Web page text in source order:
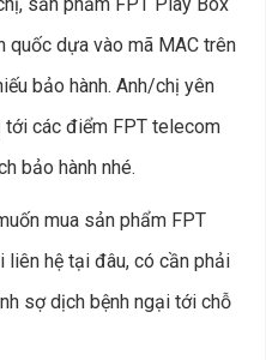
quốc dựa vào mã MAC trên
bảo hành. Anh/chị yên
các điểm FPT telecom
bảo hành nhé.
mua sản phẩm FPT
hệ tại đâu, có cần phải
sợ dịch bệnh ngại tới chỗ